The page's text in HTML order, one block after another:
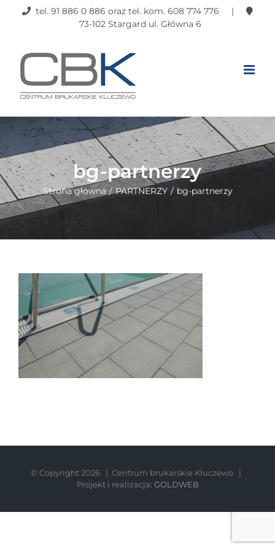
Przejdź tel. 91 886 0 886 oraz tel. kom. 608 774 776 |
73-102 Stargard ul. Główna 6
bg-partnerzy
Strona główna PARTNERZY bg-partnerzy
© Copyright2026 | Centrum brukarskie Kluczewo |
Projekt i realizacja: GOLDWEB